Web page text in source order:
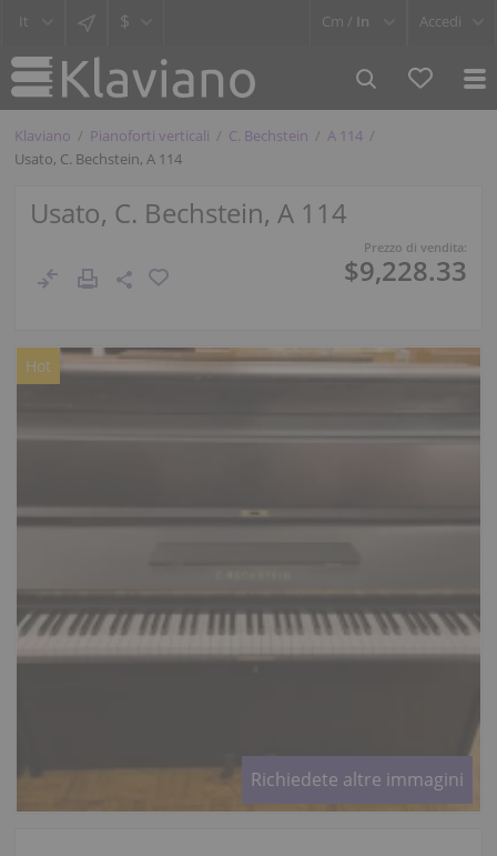
$ Cm / In Accedi
Klaviano Pianoforti verticali C. Bechstein
A 114
Usato, C. Bechstein, A 114
Usato, C. Bechstein, A 114
Prezzo di vendita:
$9,228.33
Hot
Richiedete altre immagini